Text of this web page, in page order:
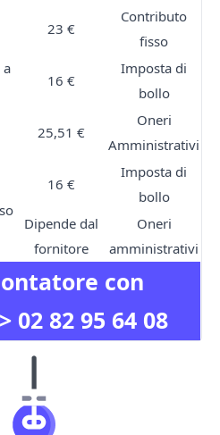
con
02 82 95 64 08
a
23 €
Contributo
fisso
16 €
Imposta di
bollo
25,51 €
Oneri
Amministrativi
16 €
Imposta di
bollo
Dipende dal
fornitore
Oneri
amministrativi